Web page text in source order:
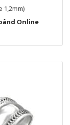
1,2mm)
Online